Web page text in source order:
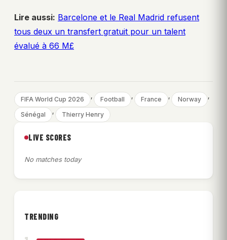
Lire aussi: Barcelone et le Real Madrid refusent
tous deux un transfert gratuit pour un talent
évalué à 66 M£
FIFA World Cup 2026 , Football , France , Norway ,
Sénégal , Thierry Henry
LIVE SCORES
No matches today
TRENDING